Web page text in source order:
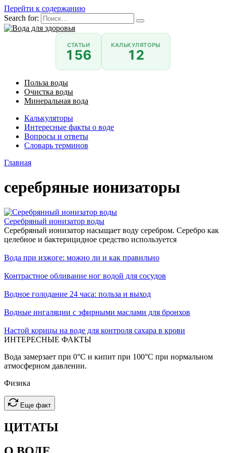
Перейти к содержанию
Search for:
СТАТЬИ
156
КАЛЬКУЛЯТОРЫ
12
Польза воды
Очистка воды
Минеральная вода
Калькуляторы
Интересные факты о воде
Вопросы и ответы
Словарь терминов
Главная
серебряные ионизаторы
Серебряный ионизатор воды
Серебряный ионизатор насыщает воду серебром. Серебро как
целебное и бактерицидное средство используется
Вода при изжоге: можно ли и как правильно
Контрастное обливание ног водой для сосудов
Водное голодание 24 часа: польза и выход
Водные ингаляции с эфирными маслами для бронхов
Настой корицы на воде для контроля сахара в крови
ИНТЕРЕСНЫЕ ФАКТЫ
Вода замерзает при 0°C и кипит при 100°C при нормальном
атмосферном давлении.
Физика
Еще факт
ЦИТАТЫ